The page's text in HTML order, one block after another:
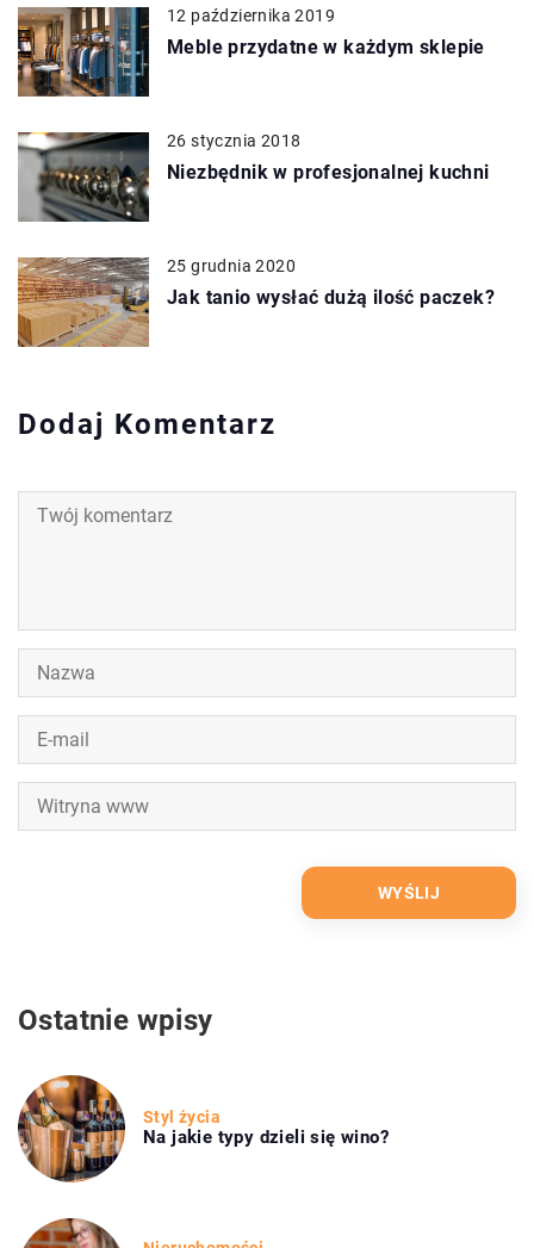
12 października 2019
Meble przydatne w każdym sklepie
26 stycznia 2018
Niezbędnik w profesjonalnej kuchni
25 grudnia 2020
Jak tanio wysłać dużą ilość paczek?
Dodaj Komentarz
Ostatnie wpisy
Styl życia
Na jakie typy dzieli się wino?